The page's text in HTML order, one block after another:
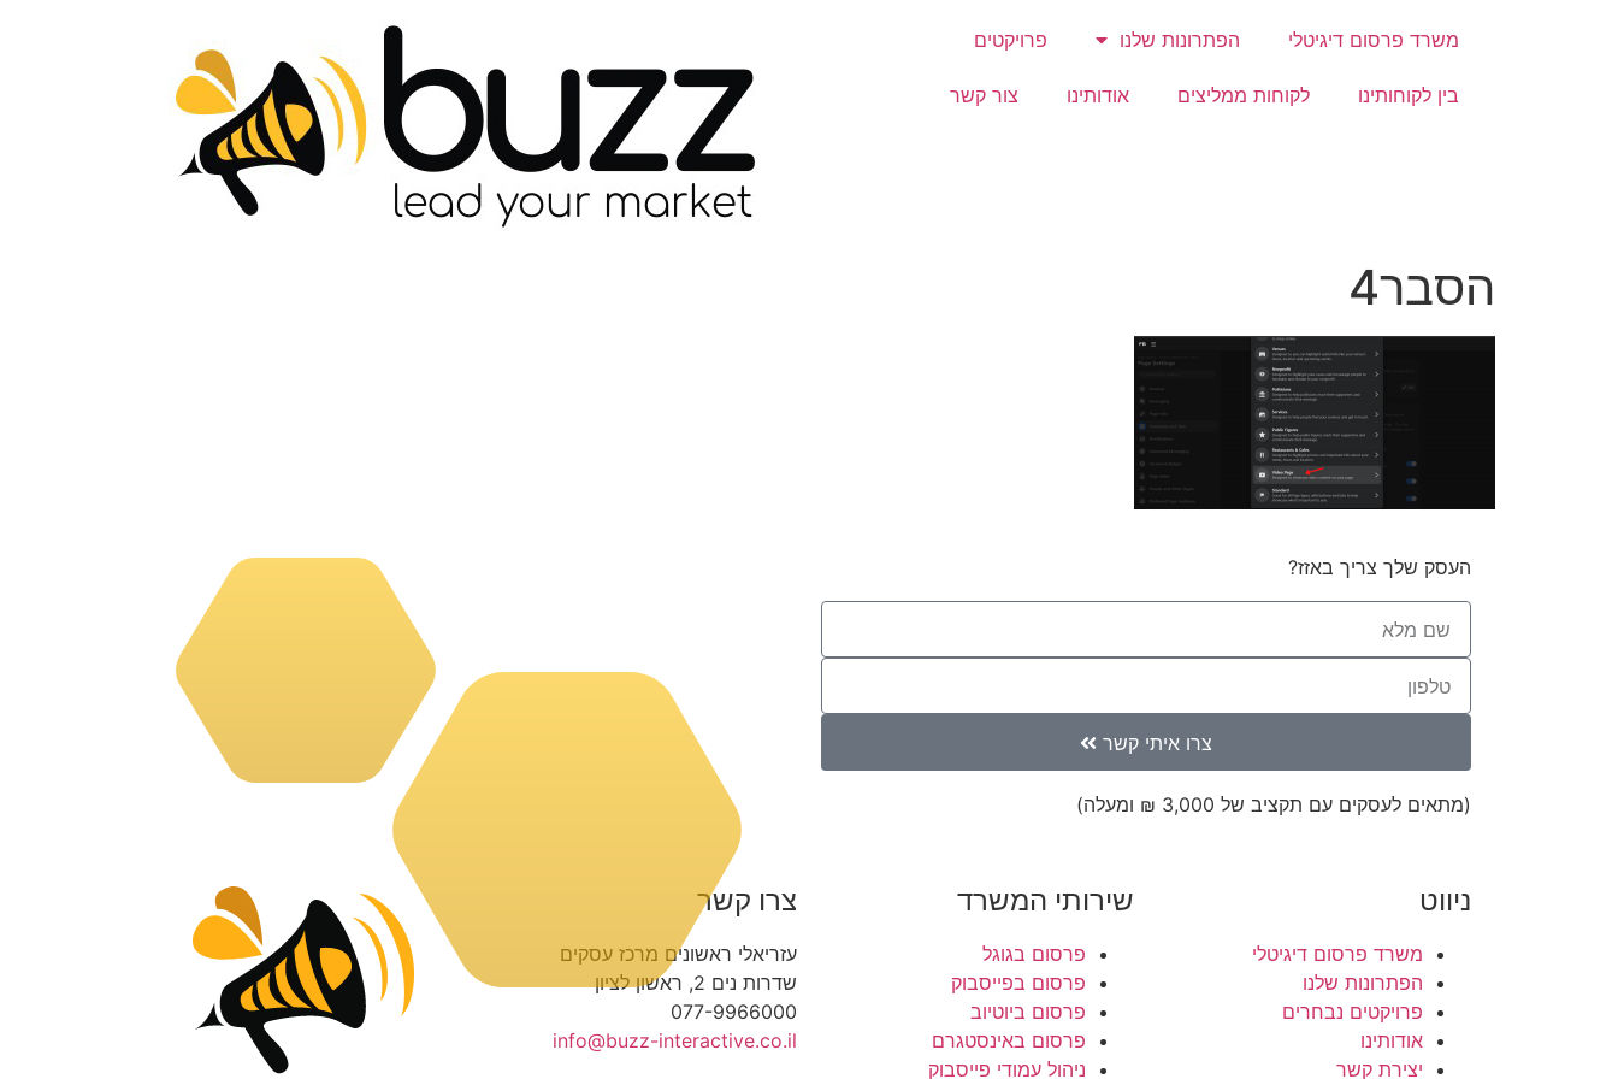
משרד פרסום דיגיטלי הפתרונות שלנו פרויקטים
בין לקוחותינו לקוחות ממליצים אודותינו צור קשר
הסבר4
העסק שלך צריך באזז?
צרו איתי קשר
(מתאים לעסקים עם תקציב של 3,000 ₪ ומעלה)
ניווט
משרד פרסום דיגיטלי
הפתרונות שלנו
פרויקטים נבחרים
אודותינו
יצירת קשר
שירותי המשרד
פרסום בגוגל
פרסום בפייסבוק
פרסום ביוטיוב
פרסום באינסטגרם
ניהול עמודי פייסבוק
צרו קשר
עזריאלי ראשונים מרכז עסקים
שדרות נים 2, ראשון לציון
077-9966000
info@buzz-interactive.co.il